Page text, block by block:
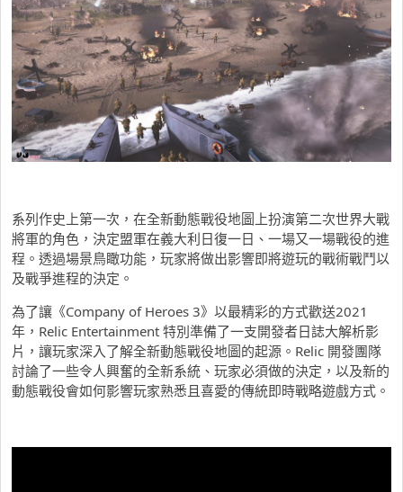
系列作史上第一次，在全新動態戰役地圖上扮演第二次世界大戰
將軍的角色，決定盟軍在義大利日復一日、一場又一場戰役的進
程。透過場景鳥瞰功能，玩家將做出影響即將遊玩的戰術戰鬥以
及戰爭進程的決定。
為了讓《Company of Heroes 3》以最精彩的方式歡送2021
年，Relic Entertainment 特別準備了一支開發者日誌大解析影
片，讓玩家深入了解全新動態戰役地圖的起源。Relic 開發團隊
討論了一些令人興奮的全新系統、玩家必須做的決定，以及新的
動態戰役會如何影響玩家熟悉且喜愛的傳統即時戰略遊戲方式。